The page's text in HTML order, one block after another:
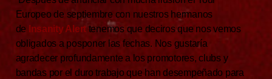
Europeo de septiembre con nuestros hermanos
de Insanity Alert tenemos que deciros que nos vemos
obligados a posponer las fechas. Nos gustaría
agradecer profundamente a los promotores, clubs y
bandas por el duro trabajo que han desempeñado para